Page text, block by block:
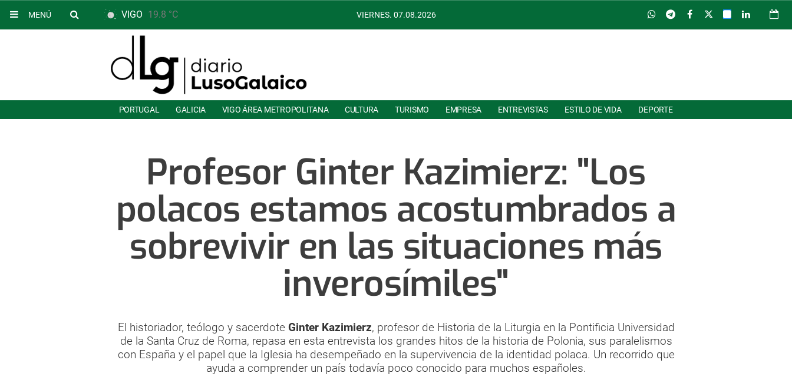
MENÚ VIGO 19.8 °C VIERNES. 07.08.2026
PORTUGAL GALICIA VIGO ÁREA METROPOLITANA CULTURA TURISMO EMPRESA ENTREVISTAS ESTILO DE VIDA DEPORTE
Profesor Ginter Kazimierz: "Los
polacos estamos acostumbrados a
sobrevivir en las situaciones más
inverosímiles"
El historiador, teólogo y sacerdote Ginter Kazimierz, profesor de Historia de la Liturgia en la Pontificia Universidad
de la Santa Cruz de Roma, repasa en esta entrevista los grandes hitos de la historia de Polonia, sus paralelismos
con España y el papel que la Iglesia ha desempeñado en la supervivencia de la identidad polaca. Un recorrido que
ayuda a comprender un país todavía poco conocido para muchos españoles.